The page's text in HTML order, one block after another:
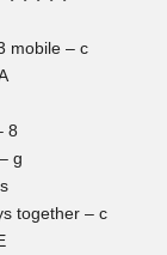
mobile – c
8
g
together – c